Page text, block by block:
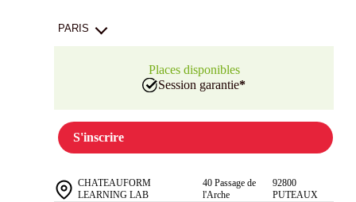
PARIS
Places disponibles
Session garantie*
S'inscrire
CHATEAUFORM
LEARNING LAB
40 Passage de
l'Arche
92800
PUTEAUX